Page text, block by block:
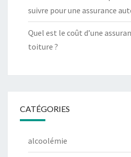
suivre pour une assurance
Quel est le coût d’une
toiture ?
CATÉGORIES
alcoolémie